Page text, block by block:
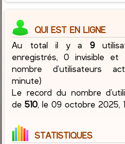
QUI EST EN LIGNE
Au total il y a 9
enregistrés, 0 invisible et
nombre d’utilisateurs
minute)
Le record du nombre
de510, le 09 octobre 2025,
STATISTIQUES